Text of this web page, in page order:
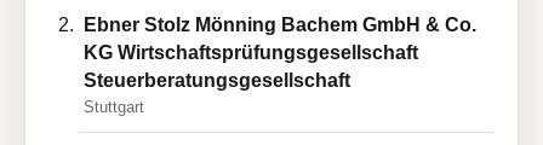
Ebner Stolz Mönning Bachem GmbH & Co.
KG Wirtschaftsprüfungsgesellschaft
Steuerberatungsgesellschaft
Stuttgart